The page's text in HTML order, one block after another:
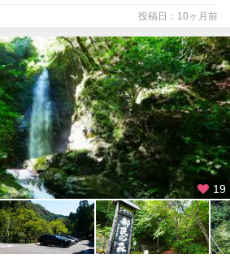
投稿日：10ヶ月前
19